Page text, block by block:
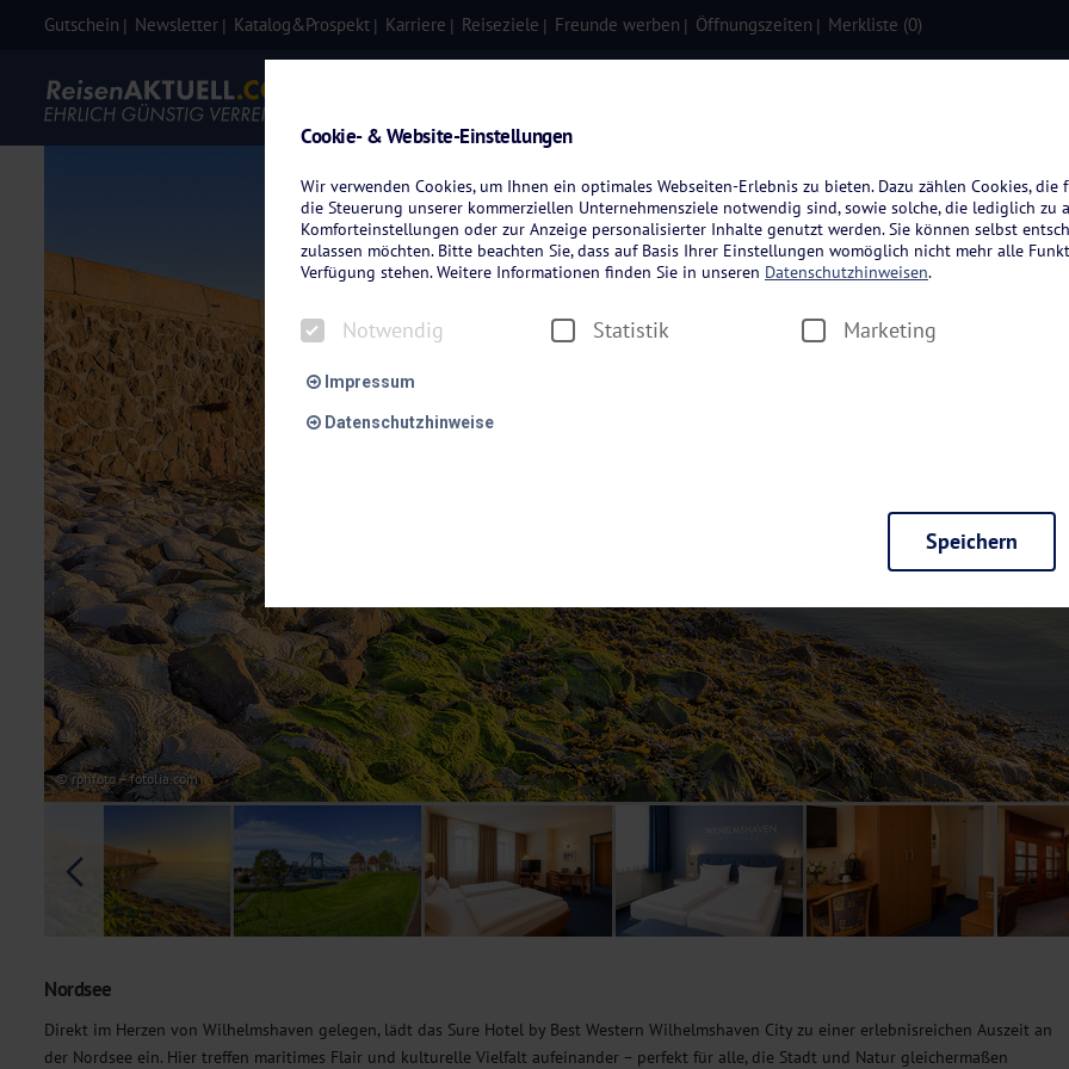
Gutschein Newsletter Katalog&Prospekt Karriere Reiseziele Freunde werben Öffnungszeiten Merkliste (0)
© rphfoto – fotolia.com
Nordsee
Direkt im Herzen von Wilhelmshaven gelegen, lädt das Sure Hotel by Best Western Wilhelmshaven City zu einer erlebnisreichen Auszeit an
der Nordsee ein. Hier treffen maritimes Flair und kulturelle Vielfalt aufeinander – perfekt für alle, die Stadt und Natur gleichermaßen
Cookie- & Website-Einstellungen
Wir verwenden Cookies, um Ihnen ein optimales Webseiten-Erlebnis zu bieten. Dazu zählen Cookies,
die Steuerung unserer kommerziellen Unternehmensziele notwendig sind, sowie solche, die lediglich zu
Komforteinstellungen oder zur Anzeige personalisierter Inhalte genutzt werden. Sie können selbst
zulassen möchten. Bitte beachten Sie, dass auf Basis Ihrer Einstellungen womöglich nicht mehr alle
Verfügung stehen. Weitere Informationen finden Sie in unseren Datenschutzhinweisen.
Notwendig Statistik Marketing
Impressum
Datenschutzhinweise
Diese Cookies sind für den Betrieb der Seite unbedingt notwendig und ermöglichen beispielsweise
möchten, um Ihnen unsere Dienste bei einem erneuten Besuch unserer Seite schneller zur Verfügung zu
Statistik
Um unser Angebot und unsere Webseite weiter zu verbessern, erfassen wir anonymisierte Daten für
dieser Cookies können wir beispielsweise die Besucherzahlen und den Effekt bestimmter Seiten unseres
unsere Inhalte optimieren. Wir nutzen hierfür Dienste von Google und Facebook. Durch diese Dienste
Übermittlung, der auf unsere Website erfassten Daten, kommen. Weitere Hinweise zu der Verarbeitung
Datenschutzhinweisen. Sie können Ihre Einwilligung jederzeit in denCookie-Einstellungenwiderrufen.
Marketing
Diese Cookies werden genutzt, um Ihnen personalisierte Inhalte, passend zu Ihren Interessen anzuzeigen.
Speichern